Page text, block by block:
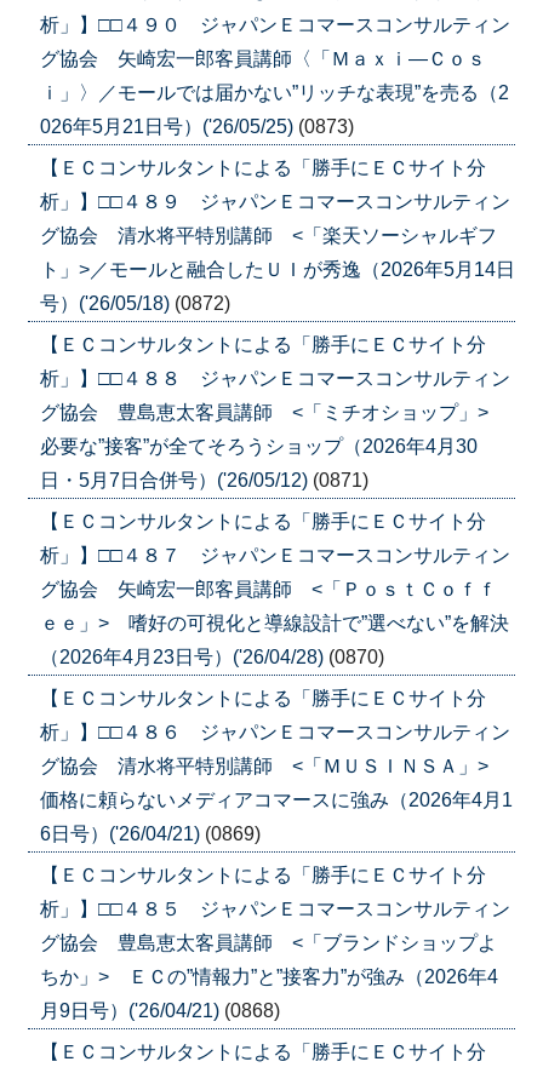
析」】□□４９０ ジャパンＥコマースコンサルティン
グ協会 矢崎宏一郎客員講師〈「Ｍａｘｉ―Ｃｏｓ
ｉ」〉／モールでは届かない”リッチな表現”を売る（2
026年5月21日号）('26/05/25) (0873)
【ＥＣコンサルタントによる「勝手にＥＣサイト分
析」】□□４８９ ジャパンＥコマースコンサルティン
グ協会 清水将平特別講師 <「楽天ソーシャルギフ
ト」>／モールと融合したＵＩが秀逸（2026年5月14日
号）('26/05/18) (0872)
【ＥＣコンサルタントによる「勝手にＥＣサイト分
析」】□□４８８ ジャパンＥコマースコンサルティン
グ協会 豊島恵太客員講師 <「ミチオショップ」>
必要な”接客”が全てそろうショップ（2026年4月30
日・5月7日合併号）('26/05/12) (0871)
【ＥＣコンサルタントによる「勝手にＥＣサイト分
析」】□□４８７ ジャパンＥコマースコンサルティン
グ協会 矢崎宏一郎客員講師 <「ＰｏｓｔＣｏｆｆ
ｅｅ」> 嗜好の可視化と導線設計で”選べない”を解決
（2026年4月23日号）('26/04/28) (0870)
【ＥＣコンサルタントによる「勝手にＥＣサイト分
析」】□□４８６ ジャパンＥコマースコンサルティン
グ協会 清水将平特別講師 <「ＭＵＳＩＮＳＡ」>
価格に頼らないメディアコマースに強み（2026年4月1
6日号）('26/04/21) (0869)
【ＥＣコンサルタントによる「勝手にＥＣサイト分
析」】□□４８５ ジャパンＥコマースコンサルティン
グ協会 豊島恵太客員講師 <「ブランドショップよ
ちか」> ＥＣの”情報力”と”接客力”が強み（2026年4
月9日号）('26/04/21) (0868)
【ＥＣコンサルタントによる「勝手にＥＣサイト分